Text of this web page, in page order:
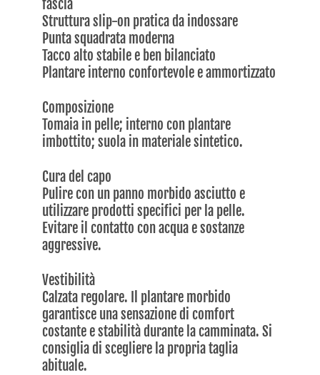
fascia
Struttura slip-on pratica da indossare
Punta squadrata moderna
Tacco alto stabile e ben bilanciato
Plantare interno confortevole e ammortizzato
Composizione
Tomaia in pelle; interno con plantare
imbottito; suola in materiale sintetico.
Cura del capo
Pulire con un panno morbido asciutto e
utilizzare prodotti specifici per la pelle.
Evitare il contatto con acqua e sostanze
aggressive.
Vestibilità
Calzata regolare. Il plantare morbido
garantisce una sensazione di comfort
costante e stabilità durante la camminata. Si
consiglia di scegliere la propria taglia
abituale.